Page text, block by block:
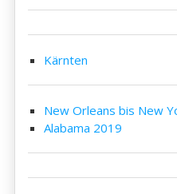
Kärnten
New Orleans bis New
Alabama 2019